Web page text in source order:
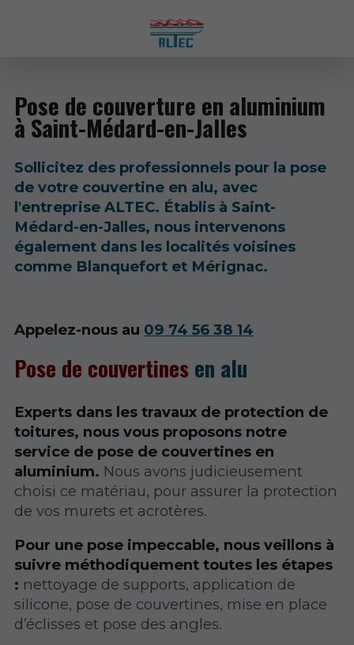
Pose de couverture en aluminium
à Saint-Médard-en-Jalles
Sollicitez des professionnels pour la pose
de votre couvertine en alu, avec
l'entreprise ALTEC. Établis à Saint-
Médard-en-Jalles, nous intervenons
également dans les localités voisines
comme Blanquefort et Mérignac.
Appelez-nous au 09 74 56 38 14
Pose de couvertines en alu
Experts dans les travaux de protection de
toitures, nous vous proposons notre
service de pose de couvertines en
aluminium. Nous avons judicieusement
choisi ce matériau, pour assurer la protection
de vos murets et acrotères.
Pour une pose impeccable, nous veillons à
suivre méthodiquement toutes les étapes
: nettoyage de supports, application de
silicone, pose de couvertines, mise en place
d’éclisses et pose des angles.